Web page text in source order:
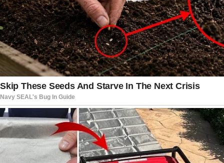
ampla repercussão nas redes sociais, onde
familiares e amigos das jovens compartilham
mensagens pedindo informações que possam
ajudar nas buscas. A divulgação do
desaparecimento aumentou o alcance da
investigação e levou diversas pessoas a
encaminharem relatos às autoridades. Em
situações como essa, especialistas destacam que
qualquer informação deve ser comunicada
diretamente aos órgãos competentes para que